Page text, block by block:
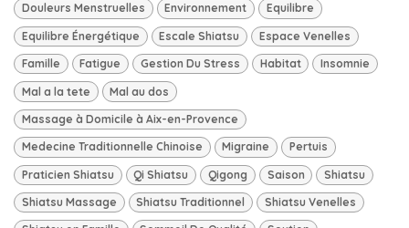
Douleurs Menstruelles Environnement Equilibre
Equilibre Énergétique Escale Shiatsu Espace Venelles
Famille Fatigue Gestion Du Stress Habitat Insomnie
Mal a la tete Mal au dos
Massage à Domicile à Aix-en-Provence
Medecine Traditionnelle Chinoise Migraine Pertuis
Praticien Shiatsu Qi Shiatsu Qigong Saison Shiatsu
Shiatsu Massage Shiatsu Traditionnel Shiatsu Venelles